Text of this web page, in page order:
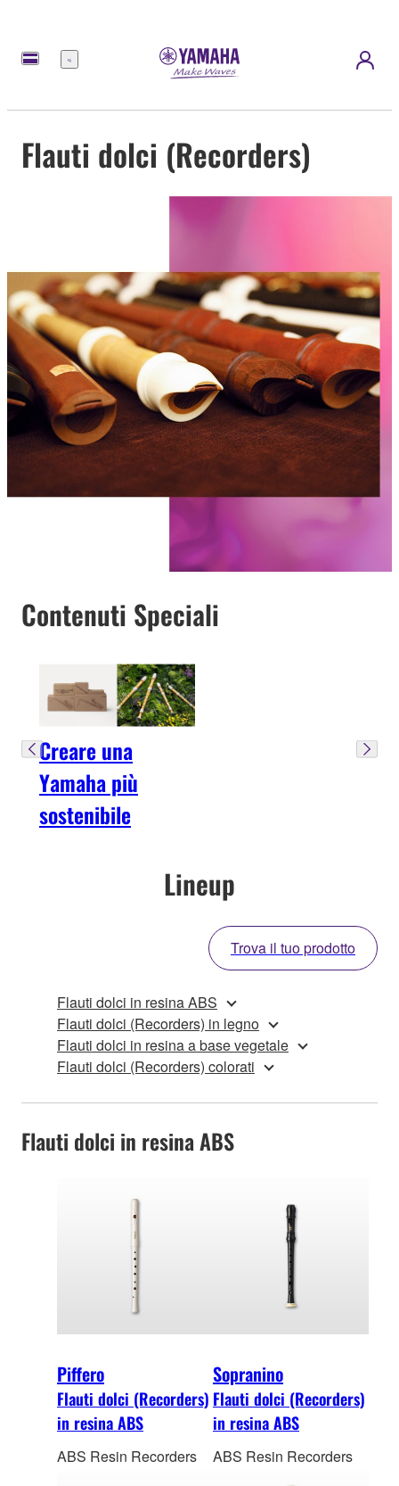
Menu
Flauti dolci (Recorders)
Contenuti Speciali
Creare una
Yamaha più
sostenibile
Lineup
Trova il tuo prodotto
Flauti dolci in resina ABS
Flauti dolci (Recorders) in legno
Flauti dolci in resina a base vegetale
Flauti dolci (Recorders) colorati
Flauti dolci in resina ABS
Piffero
Flauti dolci (Recorders)
in resina ABS
ABS Resin Recorders
Sopranino
Flauti dolci (Recorders)
in resina ABS
ABS Resin Recorders